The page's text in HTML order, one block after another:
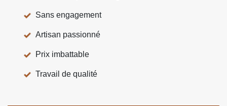
Sans engagement
Artisan passionné
Prix imbattable
Travail de qualité